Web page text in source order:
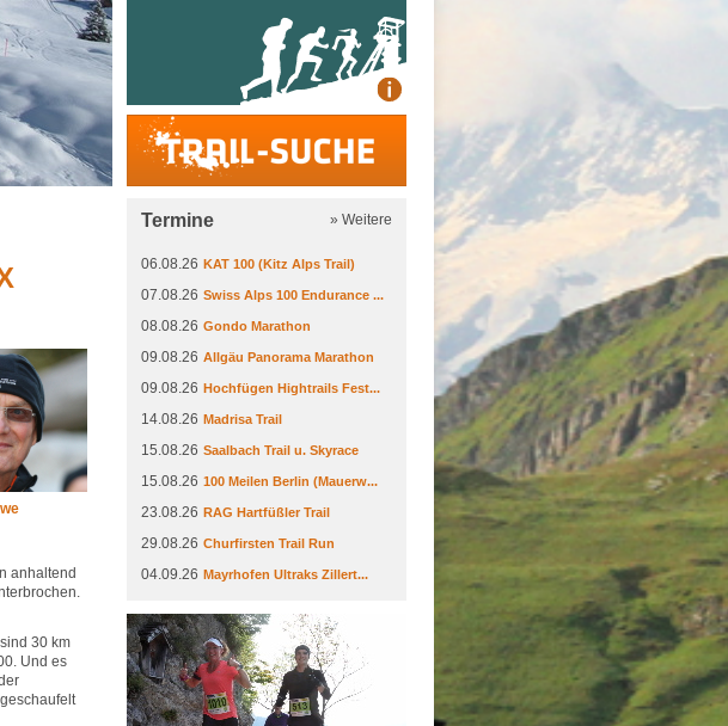
anhaltend
30 km
Und es
Termine » Weitere
06.08.26 KAT 100 (Kitz Alps Trail)
07.08.26 Swiss Alps 100 Endurance ...
08.08.26 Gondo Marathon
09.08.26 Allgäu Panorama Marathon
09.08.26 Hochfügen Hightrails Fest...
14.08.26 Madrisa Trail
15.08.26 Saalbach Trail u. Skyrace
15.08.26 100 Meilen Berlin (Mauerw...
23.08.26 RAG Hartfüßler Trail
29.08.26 Churfirsten Trail Run
04.09.26 Mayrhofen Ultraks Zillert...